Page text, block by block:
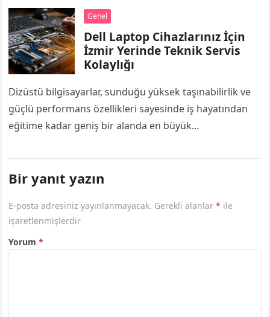
spor salonları gün…
Genel
Dell Laptop Cihazlarınız İçin
İzmir Yerinde Teknik Servis
Kolaylığı
Dizüstü bilgisayarlar, sunduğu yüksek taşınabilirlik ve
güçlü performans özellikleri sayesinde iş hayatından
eğitime kadar geniş bir alanda en büyük
Bir yanıt yazın
E-posta adresiniz yayınlanmayacak. Gerekli alanlar* ile
işaretlenmişlerdir
Yorum*